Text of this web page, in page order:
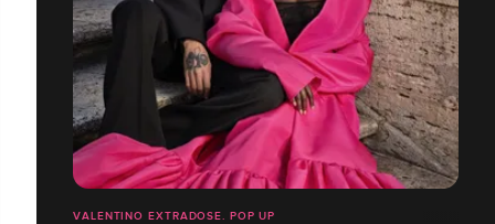
VALENTINO EXTRADOSE. POP UP